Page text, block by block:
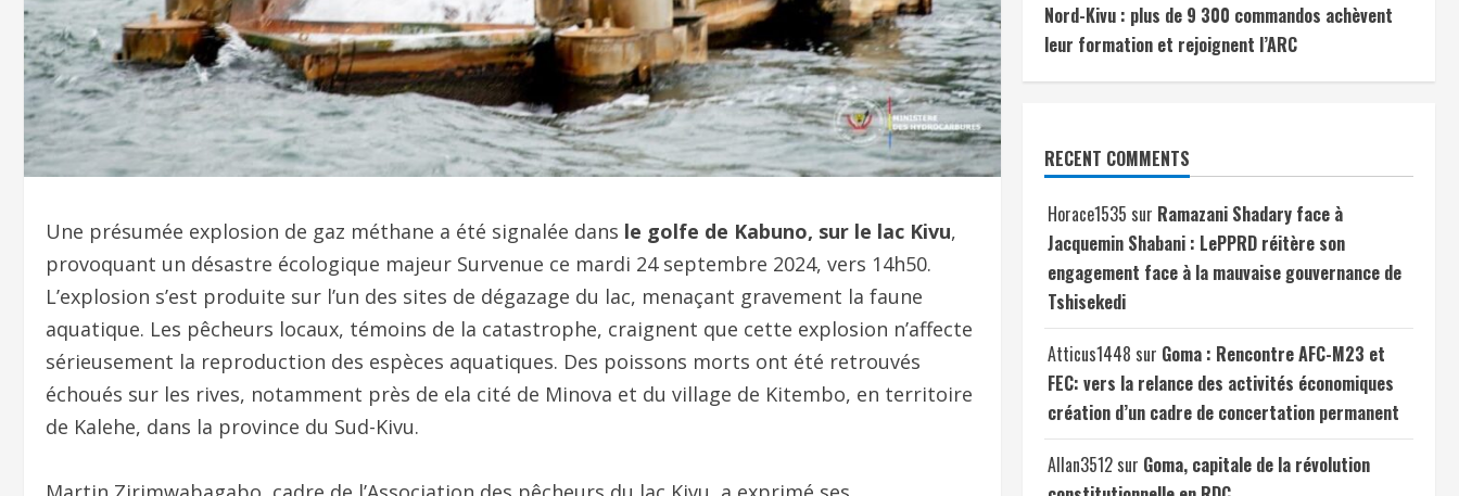
Une présumée explosion de gaz méthane a été signalée dans le golfe de Kabuno, sur le lac Kivu,
provoquant un désastre écologique majeur Survenue ce mardi 24 septembre 2024, vers 14h50.
L’explosion s’est produite sur l’un des sites de dégazage du lac, menaçant gravement la faune
aquatique. Les pêcheurs locaux, témoins de la catastrophe, craignent que cette explosion n’affecte
sérieusement la reproduction des espèces aquatiques. Des poissons morts ont été retrouvés
échoués sur les rives, notamment près de ela cité de Minova et du village de Kitembo, en territoire
de Kalehe, dans la province du Sud-Kivu.
Nord-Kivu : plus de 9 300 commandos achèvent
leur formation et rejoignent l’ARC
RECENT COMMENTS
Horace1535 sur Ramazani Shadary face à
Jacquemin Shabani : LePPRD réitère son
engagement face à la mauvaise gouvernance de
Tshisekedi
Atticus1448 sur Goma : Rencontre AFC-M23 et
FEC: vers la relance des activités économiques
création d’un cadre de concertation permanent
Allan3512 sur Goma, capitale de la révolution